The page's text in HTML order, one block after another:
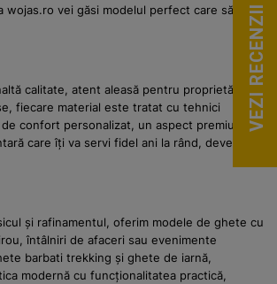
vei găsi modelul perfect care să
calitate, atent aleasă pentru proprietățile
fiecare material este tratat cu tehnici
confort personalizat, un aspect premium
care îți va servi fidel ani la rând, devenind
și rafinamentul, oferim modele de ghete cu
întâlniri de afaceri sau evenimente
barbati trekking și ghete de iarnă,
modernă cu funcționalitatea practică,
VEZI RECENZII